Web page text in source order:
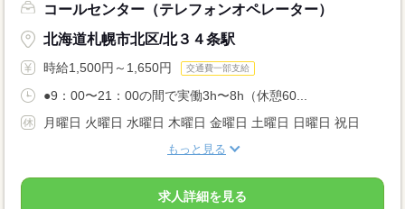
コールセンター（テレフォンオペレーター）
北海道札幌市北区/北３４条駅
時給1,500円～1,650円 交通費一部支給
●9：00〜21：00の間で実働3h〜8h（休憩60...
月曜日 火曜日 水曜日 木曜日 金曜日 土曜日 日曜日 祝日
もっと見る
求人詳細を見る